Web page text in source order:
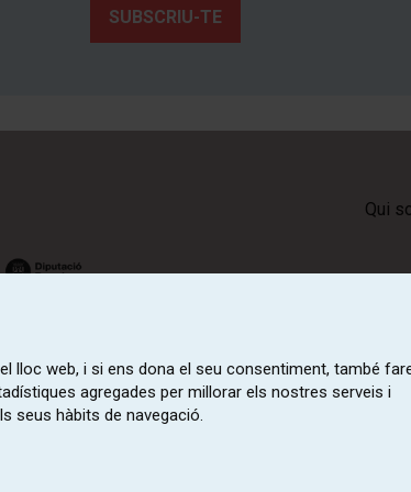
SUBSCRIU-TE
Qui
lloc web, i si ens dona el seu consentiment, també
agregades per millorar els nostres serveis i
seus hàbits de navegació.